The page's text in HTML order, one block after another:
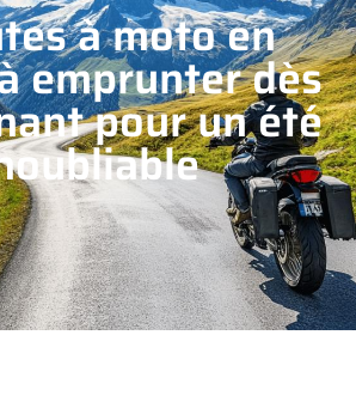
à moto en
emprunter dès
pour un été